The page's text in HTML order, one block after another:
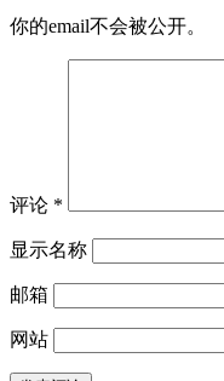
你的email不会被公开。
评论 *
显示名称
邮箱
网站